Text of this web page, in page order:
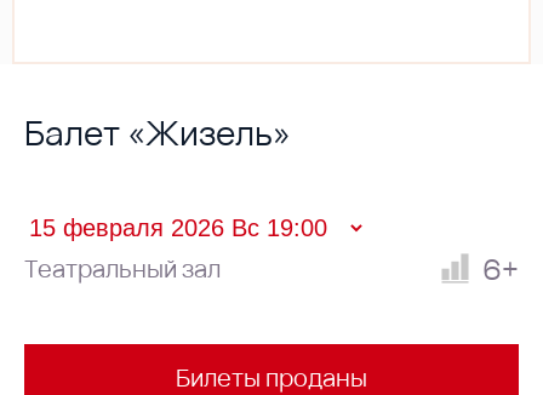
Балет «Жизель»
Театральный зал 6+
Билеты проданы